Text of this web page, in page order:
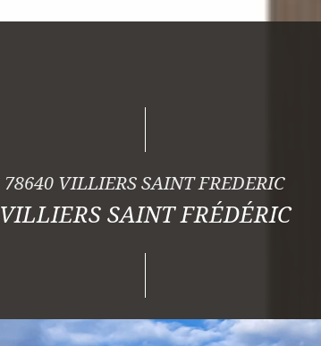
78640 VILLIERS SAINT FREDERIC
VILLIERS SAINT FRÉDÉRIC